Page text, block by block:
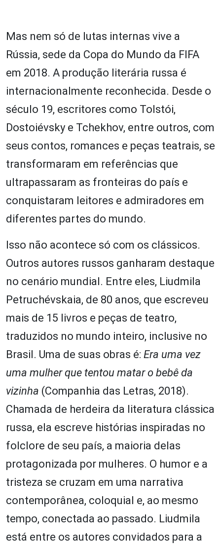
Mas nem só de lutas internas vive a
Rússia, sede da Copa do Mundo da FIFA
em 2018. A produção literária russa é
internacionalmente reconhecida. Desde o
século 19, escritores como Tolstói,
Dostoiévsky e Tchekhov, entre outros, com
seus contos, romances e peças teatrais, se
transformaram em referências que
ultrapassaram as fronteiras do país e
conquistaram leitores e admiradores em
diferentes partes do mundo.
Isso não acontece só com os clássicos.
Outros autores russos ganharam destaque
no cenário mundial. Entre eles, Liudmila
Petruchévskaia, de 80 anos, que escreveu
mais de 15 livros e peças de teatro,
traduzidos no mundo inteiro, inclusive no
Brasil. Uma de suas obras é: Era uma vez
uma mulher que tentou matar o bebê da
vizinha (Companhia das Letras, 2018).
Chamada de herdeira da literatura clássica
russa, ela escreve histórias inspiradas no
folclore de seu país, a maioria delas
protagonizada por mulheres. O humor e a
tristeza se cruzam em uma narrativa
contemporânea, coloquial e, ao mesmo
tempo, conectada ao passado. Liudmila
está entre os autores convidados para a